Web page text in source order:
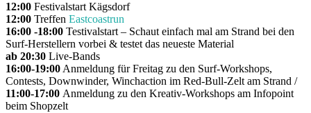
12:00 Festivalstart Kägsdorf
12:00 Treffen Eastcoastrun
16:00 -18:00 Testivalstart – Schaut einfach mal am Strand bei den
Surf-Herstellern vorbei & testet das neueste Material
ab 20:30 Live-Bands
16:00-19:00 Anmeldung für Freitag zu den Surf-Workshops,
Contests, Downwinder, Winchaction im Red-Bull-Zelt am Strand /
11:00-17:00 Anmeldung zu den Kreativ-Workshops am Infopoint
beim Shopzelt